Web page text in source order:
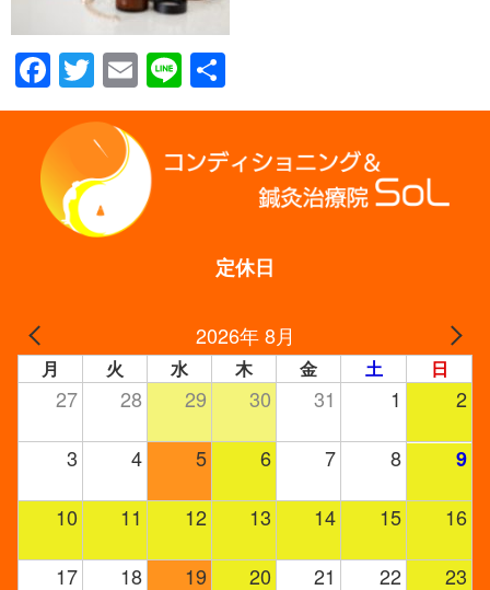
Facebook
Twitter
EmailLine
有
定休日
2026年 8月
月 火 水 木 金 土 日
27 28 29 30 31 1 2
3 4 5 6 7 8 9
10 11 12 13 14 15 16
17 18 19 20 21 22 23